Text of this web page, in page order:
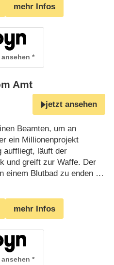
mehr Infos
Amt
jetzt ansehen
Beamten, um an
ein Millionenprojekt
auffliegt, läuft der
und greift zur Waffe. Der
einem Blutbad zu enden …
mehr Infos